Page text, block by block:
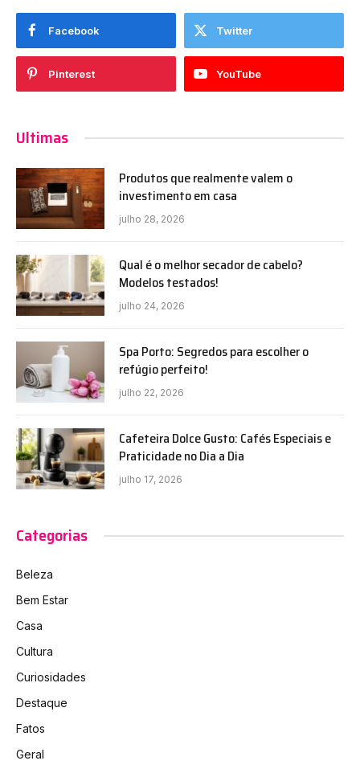
Facebook Twitter
Pinterest YouTube
Ultimas
Produtos que realmente valem o
investimento em casa
julho 28, 2026
Qual é o melhor secador de cabelo?
Modelos testados!
julho 24, 2026
Spa Porto: Segredos para escolher o
refúgio perfeito!
julho 22, 2026
Cafeteira Dolce Gusto: Cafés Especiais e
Praticidade no Dia a Dia
julho 17, 2026
Categorias
Beleza
Bem Estar
Casa
Cultura
Curiosidades
Destaque
Fatos
Geral